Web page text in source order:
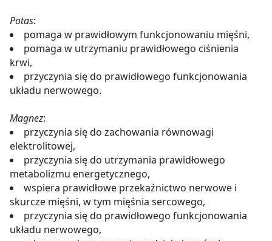
Potas:
pomaga w prawidłowym funkcjonowaniu mięśni,
pomaga w utrzymaniu prawidłowego ciśnienia
krwi,
przyczynia się do prawidłowego funkcjonowania
układu nerwowego.
Magnez:
przyczynia się do zachowania równowagi
elektrolitowej,
przyczynia się do utrzymania prawidłowego
metabolizmu energetycznego,
wspiera prawidłowe przekaźnictwo nerwowe i
skurcze mięśni, w tym mięśnia sercowego,
przyczynia się do prawidłowego funkcjonowania
układu nerwowego,